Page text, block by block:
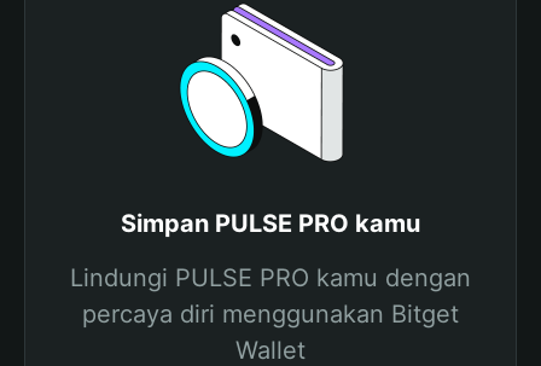
Simpan PULSE PRO kamu
Lindungi PULSE PRO kamu dengan
percaya diri menggunakan Bitget
Wallet